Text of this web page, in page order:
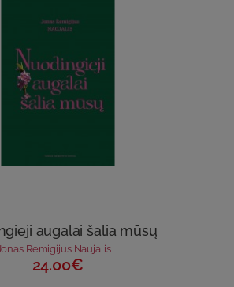
augalai šalia mūsų
Remigijus Naujalis
24.00€